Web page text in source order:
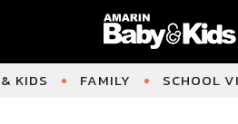
KIDS FAMILY SCHOOL